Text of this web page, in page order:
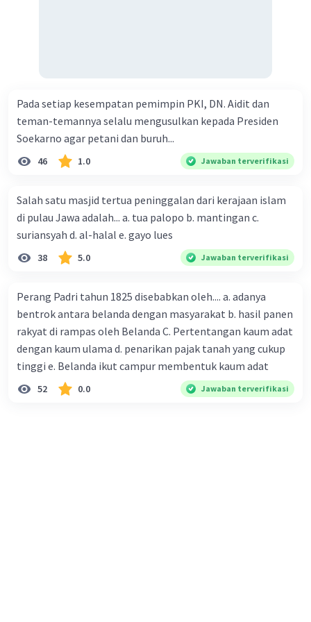
perubahan demi kemajuan bangsa dan negara.
Posisi penting pemuda dalam ketatanegaraan
Indonesia tercermin dalam sejarah perjuangan
bangsa. Contoh-contoh seperti gerakan pemuda
kemerdekaan dan menghasilkan Proklamasi
Kemerdekaan, gerakan pemuda 1966 yang
mendukung Orde Baru, dan gerakan pemuda 1998
yang memperjuangkan reformasi menunjukkan
dalam arah dan perkembangan negara.
Namun, tidak hanya pemuda saja yang memiliki
potensi untuk membawa perubahan. Semua
lapisan masyarakat, termasuk tokoh politik,
intelektual, aktivis masyarakat, dan lainnya, juga
memiliki peran yang penting dalam proses
perubahan dan kemajuan negara. Namun,
Pada setiap kesempatan pemimpin PKI, DN. Aidit dan
teman-temannya selalu mengusulkan kepada Presiden
Soekarno agar petani dan buruh...
46 1.0 Jawaban terverifikasi
Salah satu masjid tertua peninggalan dari kerajaan islam
di pulau Jawa adalah... a. tua palopo b. mantingan c.
suriansyah d. al-halal e. gayo lues
38 5.0 Jawaban terverifikasi
Perang Padri tahun 1825 disebabkan oleh.... a. adanya
bentrok antara belanda dengan masyarakat b. hasil panen
rakyat di rampas oleh Belanda C. Pertentangan kaum adat
dengan kaum ulama d. penarikan pajak tanah yang cukup
tinggi e. Belanda ikut campur membentuk kaum adat
52 0.0 Jawaban terverifikasi